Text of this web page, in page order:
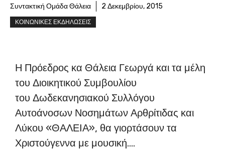
Συντακτική Ομάδα Θάλεια 2 Δεκεμβρίου, 2015
ΚΟΙΝΩΝΙΚΕΣ ΕΚΔΗΛΩΣΕΙΣ
Η Πρόεδρος κα Θάλεια Γεωργά και τα μέλη
του Διοικητικού Συμβουλίου
του Δωδεκανησιακού Συλλόγου
Αυτοάνοσων Νοσημάτων Αρθρίτιδας και
Λύκου «ΘΑΛΕΙΑ», θα γιορτάσουν τα
Χριστούγεννα με μουσική….